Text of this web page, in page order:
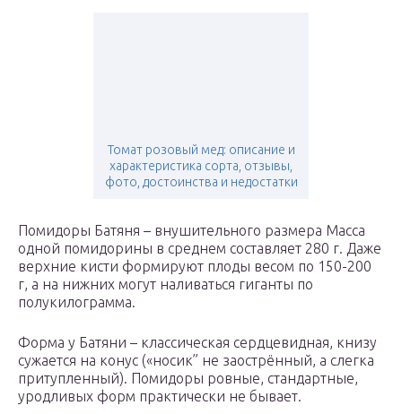
Томат розовый мед: описание и
характеристика сорта, отзывы,
фото, достоинства и недостатки
Помидоры Батяня – внушительного размера Масса
одной помидорины в среднем составляет 280 г. Даже
верхние кисти формируют плоды весом по 150-200
г, а на нижних могут наливаться гиганты по
полукилограмма.
Форма у Батяни – классическая сердцевидная, книзу
сужается на конус («носик” не заострённый, а слегка
притупленный). Помидоры ровные, стандартные,
уродливых форм практически не бывает.